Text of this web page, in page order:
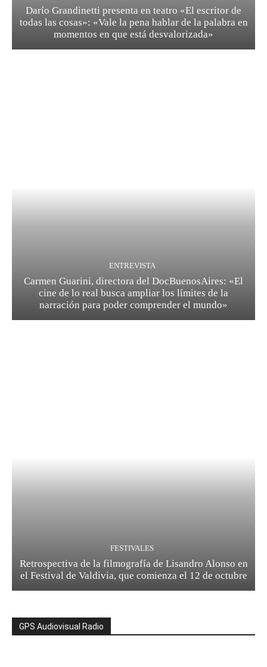
Darío Grandinetti presenta en teatro «El escritor de
todas las cosas»: «Vale la pena hablar de la palabra en
momentos en que está desvalorizada»
ENTREVISTA
Carmen Guarini, directora del DocBuenosAires: «El
cine de lo real busca ampliar los límites de la
narración para poder comprender el mundo»
FESTIVALES
Retrospectiva de la filmografía de Lisandro Alonso en
el Festival de Valdivia, que comienza el 12 de octubre
GPS Audiovisual Radio